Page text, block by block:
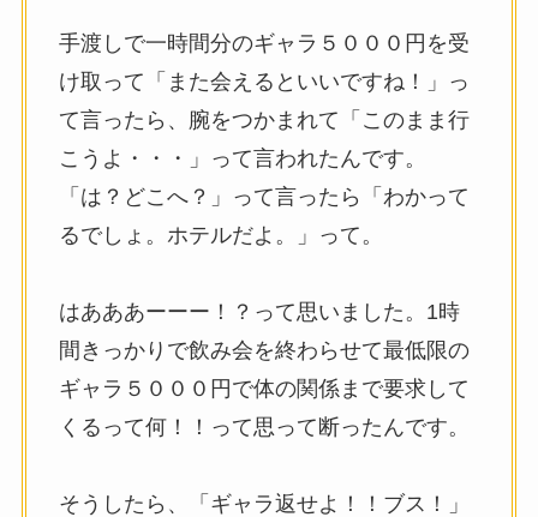
手渡しで一時間分のギャラ５０００円を受
け取って「また会えるといいですね！」っ
て言ったら、腕をつかまれて「このまま行
こうよ・・・」って言われたんです。
「は？どこへ？」って言ったら「わかって
るでしょ。ホテルだよ。」って。
はあああーーー！？って思いました。1時
間きっかりで飲み会を終わらせて最低限の
ギャラ５０００円で体の関係まで要求して
くるって何！！って思って断ったんです。
そうしたら、「ギャラ返せよ！！ブス！」